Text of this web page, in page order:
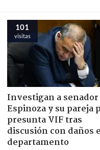
101
visitas
Investigan a senador
Espinoza y su pareja
presunta VIF tras
discusión con daños
departamento